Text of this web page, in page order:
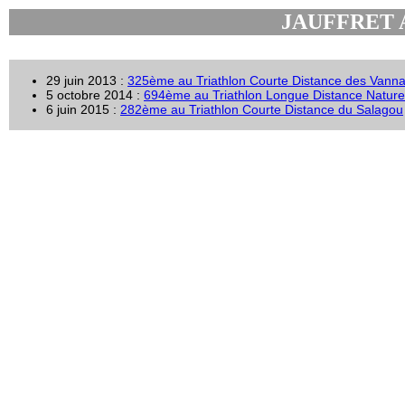
JAUFFRET
29 juin 2013 : 325ème au Triathlon Courte Distance des
5 octobre 2014 : 694ème au Triathlon Longue Distance
6 juin 2015 : 282ème au Triathlon Courte Distance du Salagou